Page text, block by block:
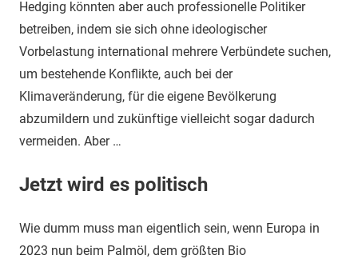
Hedging könnten aber auch professionelle Politiker
betreiben, indem sie sich ohne ideologischer
Vorbelastung international mehrere Verbündete suchen,
um bestehende Konflikte, auch bei der
Klimaveränderung, für die eigene Bevölkerung
abzumildern und zukünftige vielleicht sogar dadurch
vermeiden. Aber …
Jetzt wird es politisch
Wie dumm muss man eigentlich sein, wenn Europa in
2023 nun beim Palmöl, dem größten Bio